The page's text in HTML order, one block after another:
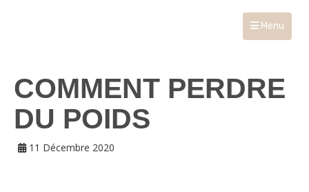
Menu
COMMENT PERDRE
DU POIDS
11 Décembre 2020